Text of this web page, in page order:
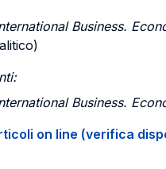
Business.
Business.
on line (verifica